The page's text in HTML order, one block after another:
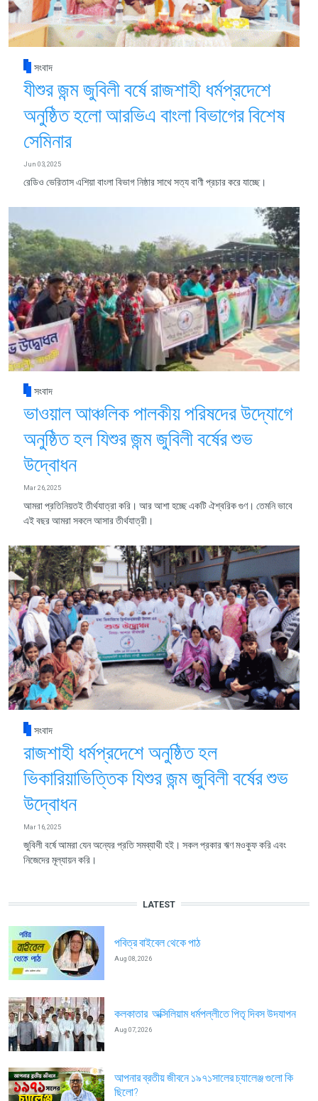
সংবাদ
যীশুর জন্ম জুবিলী বর্ষে রাজশাহী ধর্মপ্রদেশে
অনুষ্ঠিত হলো আরভিএ বাংলা বিভাগের বিশেষ
সেমিনার
Jun 03, 2025
রেডিও ভেরিতাস এশিয়া বাংলা বিভাগ নিষ্ঠার সাথে সত্য বাণী প্রচার করে যাচ্ছে।
সংবাদ
ভাওয়াল আঞ্চলিক পালকীয় পরিষদের উদ্যোগে
অনুষ্ঠিত হল যিশুর জন্ম জুবিলী বর্ষের শুভ
উদ্বোধন
Mar 26, 2025
আমরা প্রতিনিয়তই তীর্থযাত্রা করি। আর আশা হচ্ছে একটি ঐশ্বরিক গুণ। তেমনি ভাবে
এই বছর আমরা সকলে আসার তীর্থযাত্রী।
সংবাদ
রাজশাহী ধর্মপ্রদেশে অনুষ্ঠিত হল
ভিকারিয়াভিত্তিক যিশুর জন্ম জুবিলী বর্ষের শুভ
উদ্বোধন
Mar 16, 2025
জুবিলী বর্ষে আমরা যেন অন্যের প্রতি সমব্যাথী হই। সকল প্রকার ঋণ মওকুফ করি এবং
নিজেদের মূল্যায়ন করি।
LATEST
পবিত্র বাইবেল থেকে পাঠ
Aug 08, 2026
কলকাতার অক্সিলিয়াম ধর্মপল্লীতে পিতৃ দিবস উদযাপন
Aug 07, 2026
আপনার ব্রতীয় জীবনে ১৯৭১সালের চ্যালেঞ্জ গুলো কি
ছিলো?